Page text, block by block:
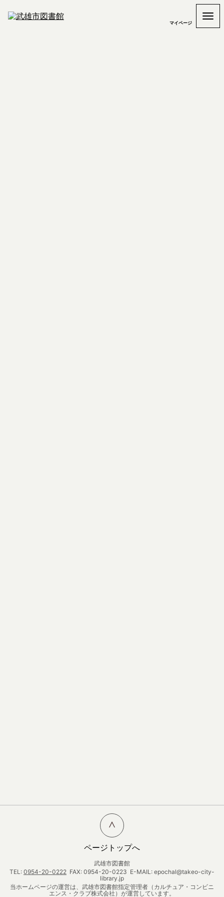
マイページ
ページトップへ
武雄市図書館
TEL: 0954-20-0222 FAX: 0954-20-0223 E-MAIL: epochal@takeo-city-
library.jp
当ホームページの運営は、武雄市図書館指定管理者（カルチュア・コンビニ
エンス・クラブ株式会社）が運営しています。